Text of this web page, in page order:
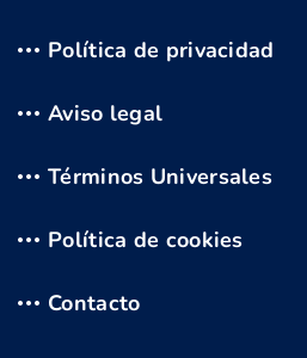
Política de privacidad
Aviso legal
Términos Universales
Política de cookies
Contacto